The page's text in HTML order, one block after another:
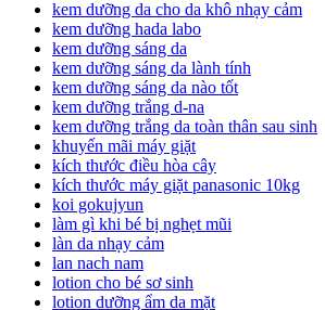
kem dưỡng da cho da khô nhạy cảm
kem dưỡng hada labo
kem dưỡng sáng da
kem dưỡng sáng da lành tính
kem dưỡng sáng da nào tốt
kem dưỡng trắng d-na
kem dưỡng trắng da toàn thân sau sinh
khuyến mãi máy giặt
kích thước điều hòa cây
kích thước máy giặt panasonic 10kg
koi gokujyun
làm gì khi bé bị nghẹt mũi
làn da nhạy cảm
lan nach nam
lotion cho bé sơ sinh
lotion dưỡng ẩm da mặt